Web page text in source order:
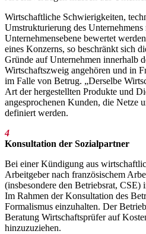
Wirtschaftliche Schwierigkeiten,
Umstrukturierung des Unternehmens
Unternehmensebene bewertet
eines Konzerns, so beschränkt sich
Gründe auf Unternehmen innerhalb
Wirtschaftszweig angehören und in
im Falle von Betrug. „Derselbe
Art der hergestellten Produkte und
angesprochenen Kunden, die Netze
definiert werden.
4
Konsultation der Sozialpartner
Bei einer Kündigung aus
Arbeitgeber nach französischem
(insbesondere den Betriebsrat,
Im Rahmen der Konsultation des
Formalismus einzuhalten. Der
Beratung Wirtschaftsprüfer auf
hinzuzuziehen.